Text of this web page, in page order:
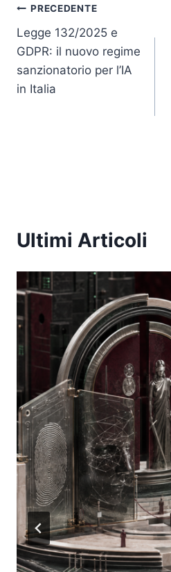
Navigazione
articoli
PRECEDENTE
Legge 132/2025 e
GDPR: il nuovo regime
sanzionatorio per l’IA
in Italia
Ultimi Articoli